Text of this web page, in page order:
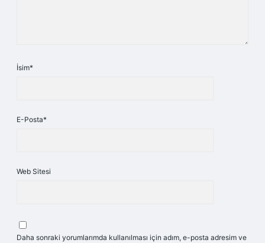
İsim*
E-Posta*
Web Sitesi
Daha sonraki yorumlarımda kullanılması için adım, e-posta adresim ve